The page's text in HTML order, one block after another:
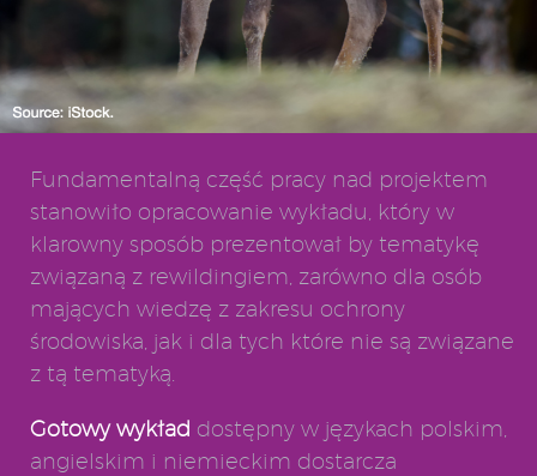
Fundamentalną część pracy nad projektem
stanowiło opracowanie wykładu, który w
klarowny sposób prezentował by tematykę
związaną z rewildingiem, zarówno dla osób
mających wiedzę z zakresu ochrony
środowiska, jak i dla tych które nie są związane
z tą tematyką.
Gotowy wykład dostępny w językach polskim,
angielskim i niemieckim dostarcza